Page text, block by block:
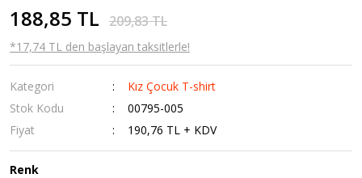
188,85 TL 209,83 TL
*17,74 TL den başlayan taksitlerle!
Kategori
Kız Çocuk T-shirt
Stok Kodu
00795-005
Fiyat
190,76 TL + KDV
Renk